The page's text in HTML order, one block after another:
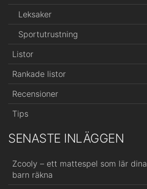
Leksaker
Sportutrustning
Listor
Rankade listor
Recensioner
Tips
SENASTE INLÄGGEN
Zcooly – ett mattespel som lär dina
barn räkna